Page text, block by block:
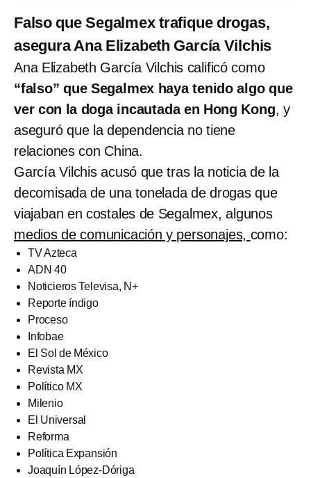
Falso que Segalmex trafique drogas,
asegura Ana Elizabeth García Vilchis
Ana Elizabeth García Vilchis calificó como
“falso” que Segalmex haya tenido algo que
ver con la doga incautada en Hong Kong, y
aseguró que la dependencia no tiene
relaciones con China.
García Vilchis acusó que tras la noticia de la
decomisada de una tonelada de drogas que
viajaban en costales de Segalmex, algunos
medios de comunicación y personajes, como:
TV Azteca
ADN 40
Noticieros Televisa, N+
Reporte índigo
Proceso
Infobae
El Sol de México
Revista MX
Político MX
Milenio
El Universal
Reforma
Política Expansión
Joaquín López-Dóriga